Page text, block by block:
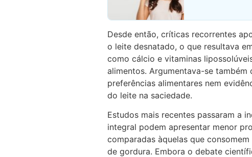
Desde então, críticas recorrentes
o leite desnatado, o que resultava
como cálcio e vitaminas
alimentos. Argumentava-se
preferências alimentares nem
do leite na saciedade.
Estudos mais recentes passaram a
integral podem apresentar menor
comparadas àquelas que
de gordura. Embora o debate